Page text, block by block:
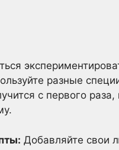
разные
с первого
Добавляйте свои